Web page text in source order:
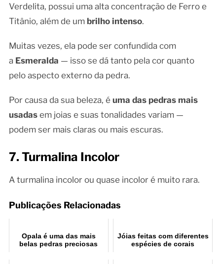
Verdelita, possui uma alta concentração de Ferro e
Titânio, além de um brilho intenso.
Muitas vezes, ela pode ser confundida com
a Esmeralda — isso se dá tanto pela cor quanto
pelo aspecto externo da pedra.
Por causa da sua beleza, é uma das pedras mais
usadasem joias e suas tonalidades variam —
podem ser mais claras ou mais escuras.
7. Turmalina Incolor
A turmalina incolor ou quase incolor é muito rara.
Publicações Relacionadas
Opala é uma das mais
belas pedras preciosas
Jóias feitas com diferentes
espécies de corais